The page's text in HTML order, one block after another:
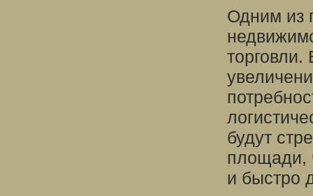
Одним из
будут
площади,
и быстро